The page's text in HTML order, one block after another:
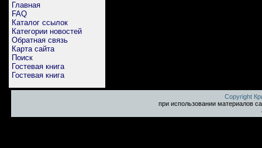
Главная
FAQ
Каталог ссылок
Категории новостей
Обратная связь
Карта сайта
Поиск
Гостевая книга
Гостевая книга
Copyright
при использовании материалов